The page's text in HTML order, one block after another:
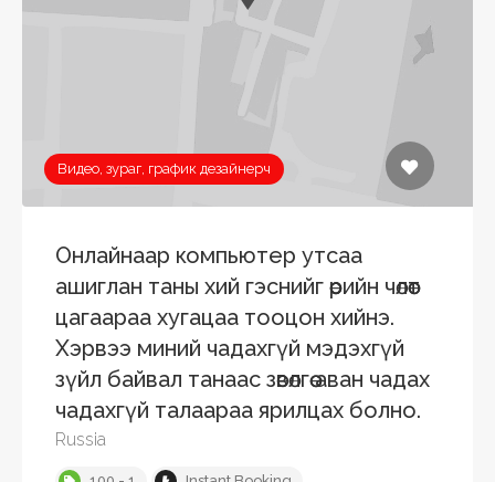
Видео, зураг, график дезайнерч
Онлайнаар компьютер утсаа
ашиглан таны хий гэснийг өөрийн чөлөөт
цагаараа хугацаа тооцон хийнэ.
Хэрвээ миний чадахгүй мэдэхгүй
зүйл байвал танаас зөвөлгөө аван чадах
чадахгүй талаараа ярилцах болно.
Russia